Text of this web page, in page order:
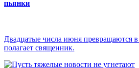
пьянки
Двадцатые числа июня превращаются
полагает священник.